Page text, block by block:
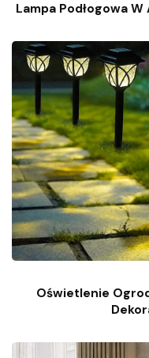
Lampa Podłogowa
Oświetlenie